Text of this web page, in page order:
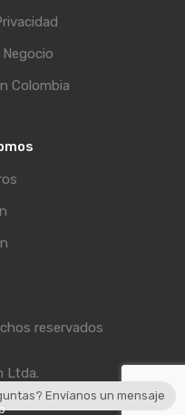
Colombia
reservados
Ltda.
Envíanos un mensaje